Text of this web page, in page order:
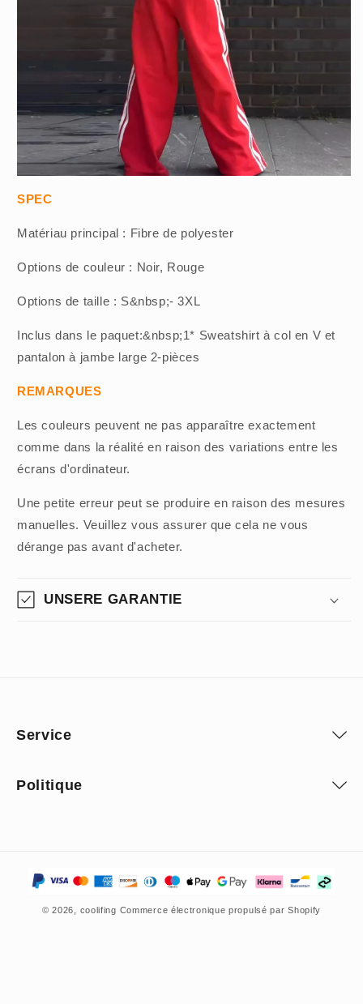
SPEC
Matériau principal : Fibre de polyester
Options de couleur : Noir, Rouge
Options de taille : S&nbsp;- 3XL
Inclus dans le paquet:&nbsp;1* Sweatshirt à col en V et
pantalon à jambe large 2-pièces
REMARQUES
Les couleurs peuvent ne pas apparaître exactement
comme dans la réalité en raison des variations entre les
écrans d'ordinateur.
Une petite erreur peut se produire en raison des mesures
manuelles. Veuillez vous assurer que cela ne vous
dérange pas avant d'acheter.
UNSERE GARANTIE
Service
Politique
Moyens
paiement
© 2026, coolifing Commerce électronique propulsé par Shopify